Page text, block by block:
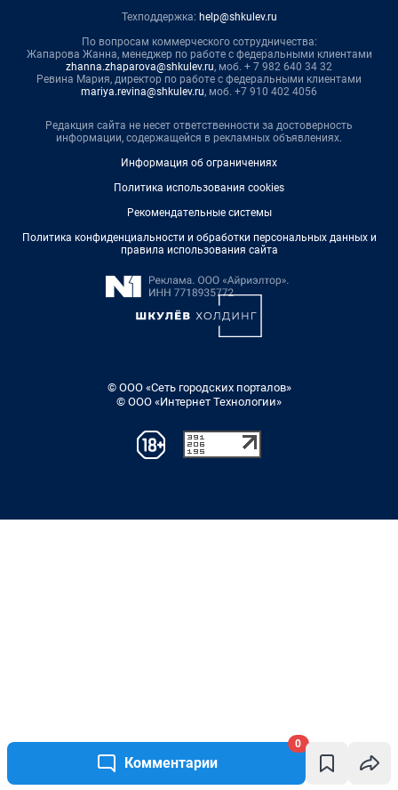
Комментарии
0
Техподдержка: help@shkulev.ru
По вопросам коммерческого сотрудничества:
Жапарова Жанна, менеджер по работе с федеральными клиентами
zhanna.zhaparova@shkulev.ru, моб. + 7 982 640 34 32
Ревина Мария, директор по работе с федеральными клиентами
mariya.revina@shkulev.ru, моб. +7 910 402 4056
Редакция сайта не несет ответственности за достоверность
информации, содержащейся в рекламных объявлениях.
Информация об ограничениях
Политика использования cookies
Рекомендательные системы
Политика конфиденциальности и обработки персональных данных и
правила использования сайта
© ООО «Сеть городских порталов»
© ООО «Интернет Технологии»